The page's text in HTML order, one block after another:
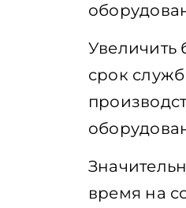
Увеличить
срок
время на